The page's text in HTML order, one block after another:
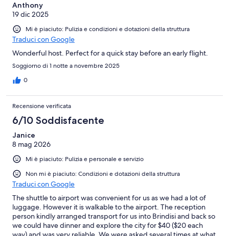
Anthony
19 dic 2025
Mi è piaciuto: Pulizia e condizioni e dotazioni della struttura
Traduci con Google
Wonderful host. Perfect for a quick stay before an early flight.
Soggiorno di 1 notte a novembre 2025
0
Recensione verificata
6/10 Soddisfacente
Janice
8 mag 2026
Mi è piaciuto: Pulizia e personale e servizio
Non mi è piaciuto: Condizioni e dotazioni della struttura
Traduci con Google
The shuttle to airport was convenient for us as we had a lot of
luggage. However it is walkable to the airport. The reception
person kindly arranged transport for us into Brindisi and back so
we could have dinner and explore the city for $40 ($20 each